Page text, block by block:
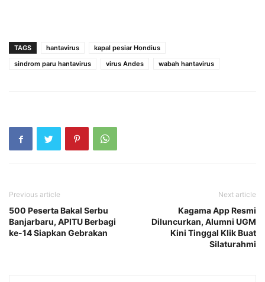
TAGS hantavirus
kapal pesiar Hondius
sindrom paru hantavirus
virus Andes wabah hantavirus
Previous article
500 Peserta Bakal Serbu
Banjarbaru, APITU Berbagi
ke-14 Siapkan Gebrakan
Next article
Kagama App Resmi
Diluncurkan, Alumni UGM
Kini Tinggal Klik Buat
Silaturahmi